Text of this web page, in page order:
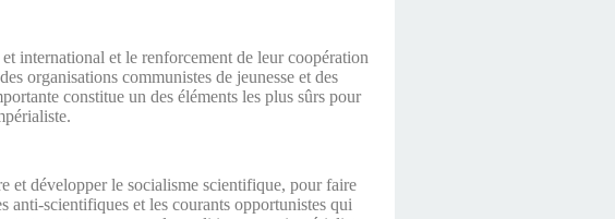
international et le renforcement de leur coopération
organisations communistes de jeunesse et des
constitue un des éléments les plus sûrs pour
et développer le socialisme scientifique, pour faire
scientifiques et les courants opportunistes qui